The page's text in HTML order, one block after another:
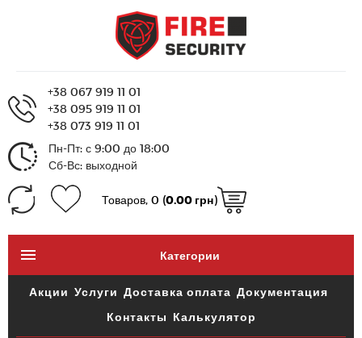
+38 067 919 11 01
+38 095 919 11 01
+38 073 919 11 01
Пн-Пт: с 9:00 до 18:00
Сб-Вс: выходной
Товаров, 0 (0.00 грн)
Категории
Акции Услуги Доставка оплата Документация
Контакты Калькулятор